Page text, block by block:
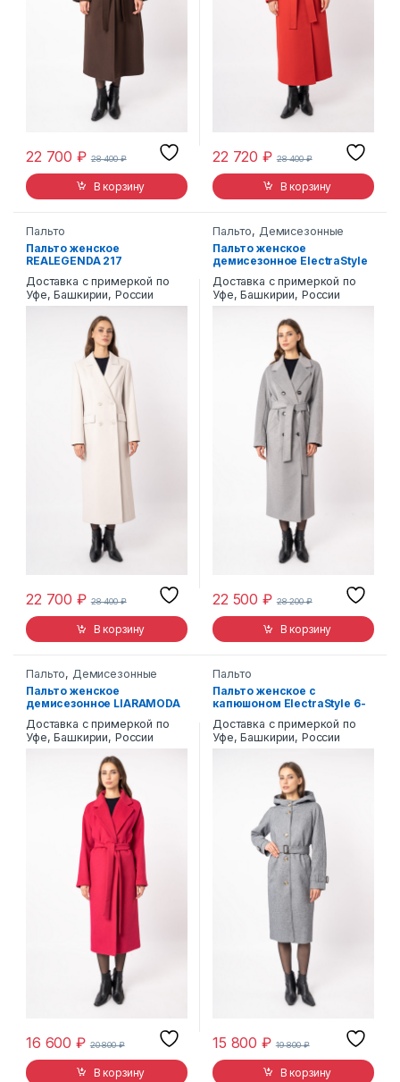
22 700₽ 28 400₽
В корзину
22 720₽ 28 400₽
В корзину
Пальто
Пальто женское
REALEGENDA 217
Доставка с примеркой по
Уфе, Башкирии, России
22 700₽ 28 400₽
В корзину
Пальто, Демисезонные
Пальто женское
демисезонное ElectraStyle
Доставка с примеркой по
Уфе, Башкирии, России
22 500₽ 28 200₽
В корзину
Пальто, Демисезонные
Пальто женское
демисезонное LIARAMODA
Доставка с примеркой по
Уфе, Башкирии, России
16 600₽ 20 800₽
В корзину
Пальто
Пальто женское с
капюшоном ElectraStyle 6-
Доставка с примеркой по
Уфе, Башкирии, России
15 800₽ 19 800₽
В корзину